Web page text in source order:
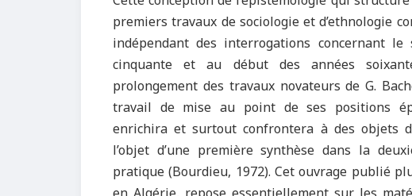
premiers travaux de sociologie et d’ethnologie
indépendant des interrogations concernant
cinquante et au début des années
prolongement des travaux novateurs de G.
travail de mise au point de ses positions
enrichira et surtout confrontera à des objets
l’objet d’une première synthèse dans la
pratique (Bourdieu, 1972). Cet ouvrage publié